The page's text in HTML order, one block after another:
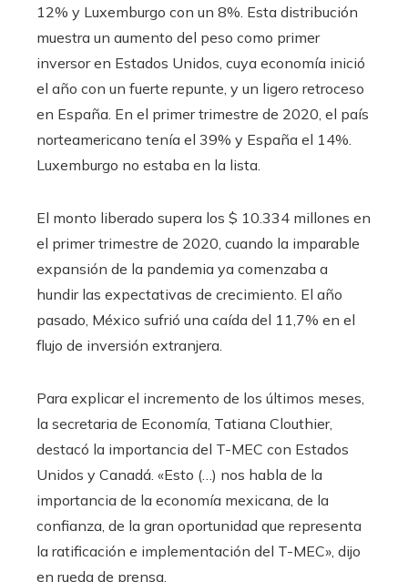
12% y Luxemburgo con un 8%. Esta distribución
muestra un aumento del peso como primer
inversor en Estados Unidos, cuya economía inició
el año con un fuerte repunte, y un ligero retroceso
en España. En el primer trimestre de 2020, el país
norteamericano tenía el 39% y España el 14%.
Luxemburgo no estaba en la lista.
El monto liberado supera los $ 10.334 millones en
el primer trimestre de 2020, cuando la imparable
expansión de la pandemia ya comenzaba a
hundir las expectativas de crecimiento. El año
pasado, México sufrió una caída del 11,7% en el
flujo de inversión extranjera.
Para explicar el incremento de los últimos meses,
la secretaria de Economía, Tatiana Clouthier,
destacó la importancia del T-MEC con Estados
Unidos y Canadá. «Esto (…) nos habla de la
importancia de la economía mexicana, de la
confianza, de la gran oportunidad que representa
la ratificación e implementación del T-MEC», dijo
en rueda de prensa.